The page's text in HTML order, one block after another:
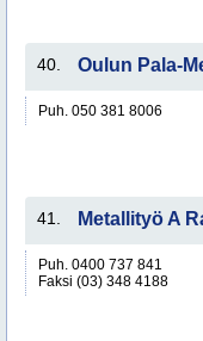
40. Oulun Pala-
Puh. 050 381 8006
41. Metallityö A
Puh. 0400 737 841
Faksi (03) 348 4188